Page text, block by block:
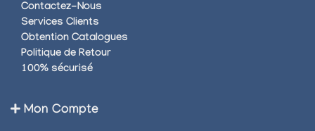
Contactez-Nous
Services Clients
Obtention Catalogues
Politique de Retour
100% sécurisé
Mon Compte